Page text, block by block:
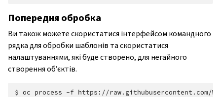
Попередня обробка
Ви також можете скористатися інтерфейсом командного
рядка для обробки шаблонів та скористатися
налаштуваннями, які буде створено, для негайного
створення об’єктів.
$ oc process -f https://raw.githubusercontent.com/